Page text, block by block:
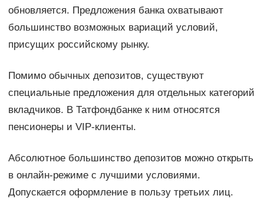
обновляется. Предложения банка охватывают
большинство возможных вариаций условий,
присущих российскому рынку.
Помимо обычных депозитов, существуют
специальные предложения для отдельных категорий
вкладчиков. В Татфондбанке к ним относятся
пенсионеры и VIP-клиенты.
Абсолютное большинство депозитов можно открыть
в онлайн-режиме с лучшими условиями.
Допускается оформление в пользу третьих лиц.